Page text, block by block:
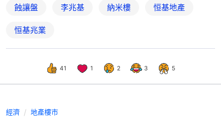
蝕讓盤 李兆基 納米樓 恒基地產
恒基兆業
41 1 2 3 5
經濟 地產樓市